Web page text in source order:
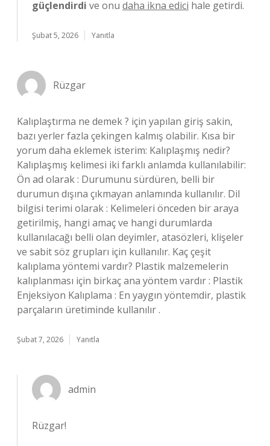
güçlendirdi ve onu daha ikna edici hale getirdi.
Şubat 5, 2026 Yanıtla
Rüzgar
Kalıplaştırma ne demek ? için yapılan giriş sakin,
bazı yerler fazla çekingen kalmış olabilir. Kısa bir
yorum daha eklemek isterim: Kalıplaşmış nedir?
Kalıplaşmış kelimesi iki farklı anlamda kullanılabilir:
Ön ad olarak : Durumunu sürdüren, belli bir
durumun dışına çıkmayan anlamında kullanılır. Dil
bilgisi terimi olarak : Kelimeleri önceden bir araya
getirilmiş, hangi amaç ve hangi durumlarda
kullanılacağı belli olan deyimler, atasözleri, klişeler
ve sabit söz grupları için kullanılır. Kaç çeşit
kalıplama yöntemi vardır? Plastik malzemelerin
kalıplanması için birkaç ana yöntem vardır : Plastik
Enjeksiyon Kalıplama : En yaygın yöntemdir, plastik
parçaların üretiminde kullanılır .
Şubat 7, 2026 Yanıtla
admin
Rüzgar!